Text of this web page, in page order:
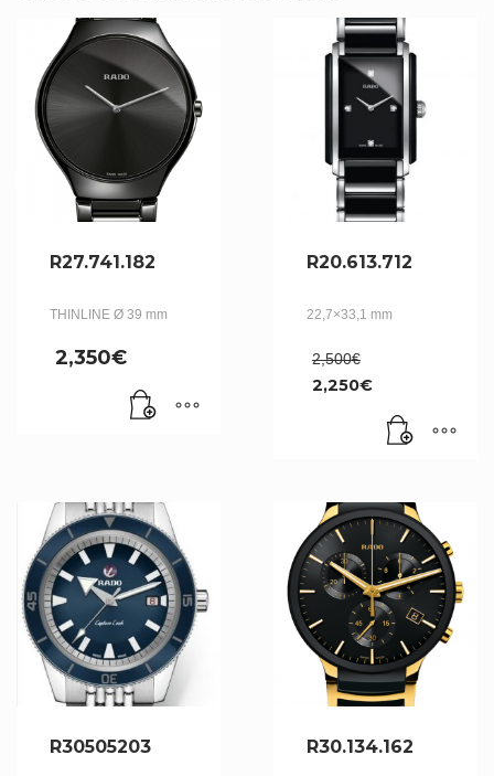
R27.741.182
THINLINE Ø 39 mm
2,350€
R20.613.712
22,7×33,1 mm
2,500€
était :
2,500€.
2,250€
R30505203 R30.134.162